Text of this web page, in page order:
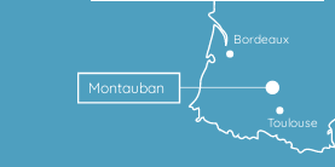
Toulouse
Bordeaux
Montauban